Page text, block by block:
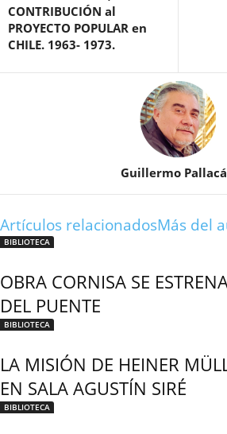
CONTRIBUCIÓN al
PROYECTO POPULAR en
CHILE. 1963- 1973.
Guillermo
Artículos relacionadosMás del
BIBLIOTECA
OBRA CORNISA SE
DEL PUENTE
BIBLIOTECA
LA MISIÓN DE HEINER
EN SALA AGUSTÍN SIRÉ
BIBLIOTECA